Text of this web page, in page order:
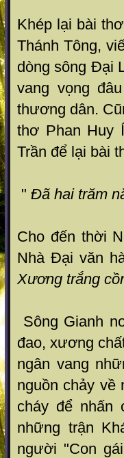
Khép lại bài
Thánh Tông,
dòng sông Đại
vang vọng
thương dân.
thơ Phan Huy
Trần để lại bài
" Đã hai trăm
Cho đến thời
Nhà Đại văn
Xương trắng
Sông Gianh
đao, xương
ngân vang
nguồn chảy về
cháy để nhấn
những trận
người "Con